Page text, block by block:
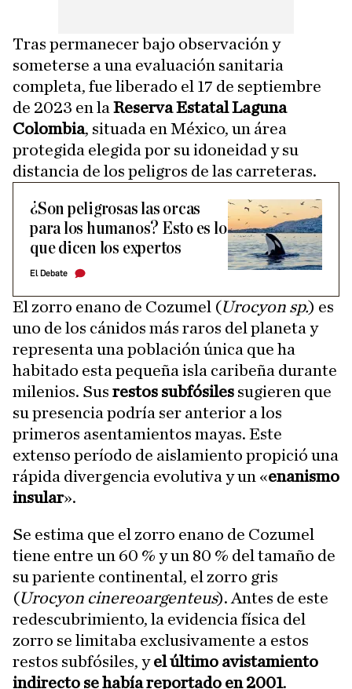
Tras permanecer bajo observación y
someterse a una evaluación sanitaria
completa, fue liberado el 17 de septiembre
de 2023 en la Reserva Estatal Laguna
Colombia, situada en México, un área
protegida elegida por su idoneidad y su
distancia de los peligros de las carreteras.
¿Son peligrosas las orcas
para los humanos? Esto es lo
que dicen los expertos
El Debate
El zorro enano de Cozumel (Urocyon sp.) es
uno de los cánidos más raros del planeta y
representa una población única que ha
habitado esta pequeña isla caribeña durante
milenios. Sus restos subfósiles sugieren que
su presencia podría ser anterior a los
primeros asentamientos mayas. Este
extenso período de aislamiento propició una
rápida divergencia evolutiva y un «enanismo
insular».
Se estima que el zorro enano de Cozumel
tiene entre un 60 % y un 80 % del tamaño de
su pariente continental, el zorro gris
(Urocyon cinereoargenteus). Antes de este
redescubrimiento, la evidencia física del
zorro se limitaba exclusivamente a estos
restos subfósiles, yel último avistamiento
indirecto se había reportado en 2001.